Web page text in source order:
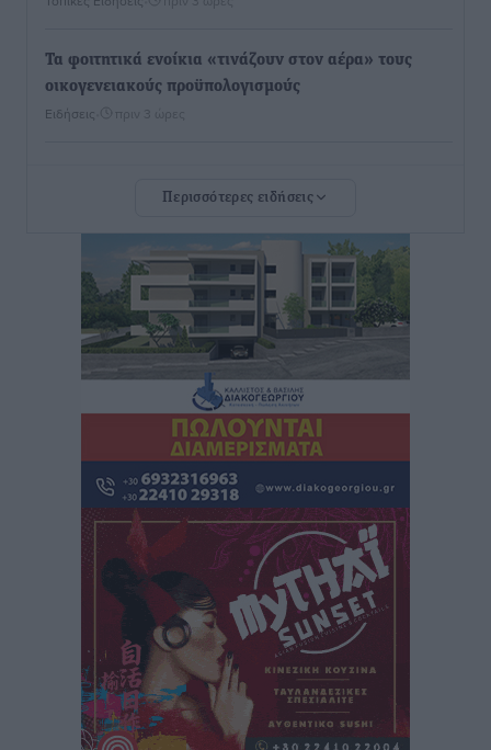
Τα φοιτητικά ενοίκια «τινάζουν στον αέρα» τους
οικογενειακούς προϋπολογισμούς
Ειδήσεις πριν 3 ώρες
Δυνάμεις στη νήσο Ρω
Συνεχίζεται η έξοδος του Αυγούστου – Πάνω από
34.000 αναχωρούν σήμερα μόνο από τον Πειραιά
Ειδήσεις• πριν 3 ώρες
Μόνιμες θέσεις στους παιδικούς σταθμούς: Οι
προϋποθέσεις, η 24μηνη εμπειρία και οι προθεσμίες
Τοπικές Ειδήσεις• πριν 3 ώρες
Δεύτερη πηγή εισοδήματος για τους επαγγελματίες
ψαράδες ο αλιευτικός τουρισμός
πριν 4 ώρες
Μαρία Εκμεκτσίογλου: Η πίστη μου είναι το
μεγαλύτερο στήριγμα μου – Το προσκύνημα στην ιερά
Μονή Πανορμίτη
Τοπικές Ειδήσεις• πριν 4 ώρες
Περισσότερες ειδήσεις